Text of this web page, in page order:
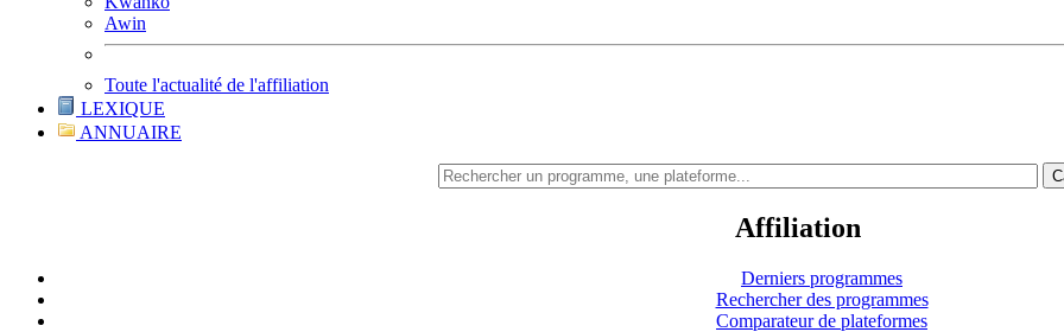
Awin
Toute l'actualité de l'affiliation
LEXIQUE
ANNUAIRE
Affiliation
Derniers programmes
Rechercher des programmes
Comparateur de plateformes